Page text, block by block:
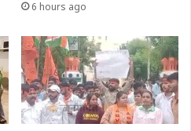
6 hours ago